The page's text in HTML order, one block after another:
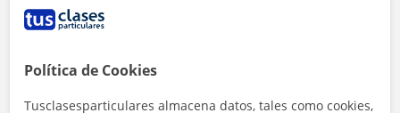
Contacta con Berta
Tarifa
1ª clase gratis
Política de Cookies
Tusclasesparticulares almacena datos, tales como cookies,